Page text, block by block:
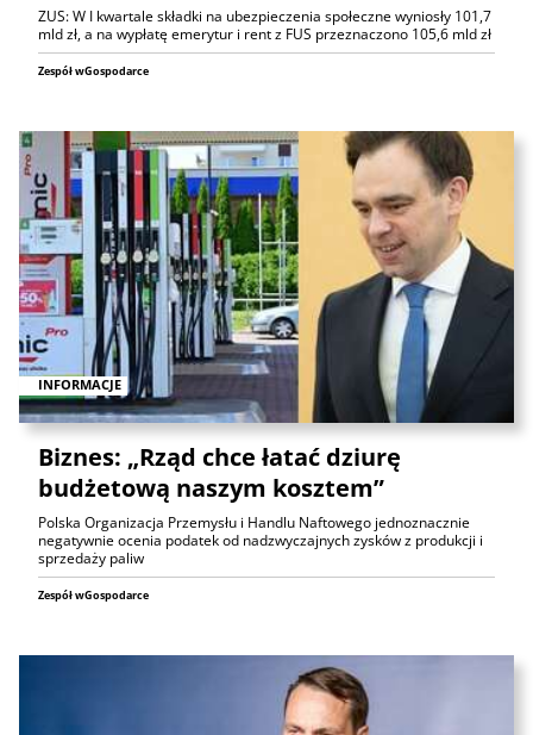
ZUS: W I kwartale składki na ubezpieczenia społeczne wyniosły 101,7
mld zł, a na wypłatę emerytur i rent z FUS przeznaczono 105,6 mld zł
Zespół wGospodarce
INFORMACJE
Biznes: „Rząd chce łatać dziurę
budżetową naszym kosztem”
Polska Organizacja Przemysłu i Handlu Naftowego jednoznacznie
negatywnie ocenia podatek od nadzwyczajnych zysków z produkcji i
sprzedaży paliw
Zespół wGospodarce